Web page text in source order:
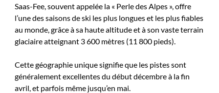
Saas-Fee, souvent appelée la « Perle des Alpes », offre
l’une des saisons de ski les plus longues et les plus fiables
au monde, grâce à sa haute altitude et à son vaste terrain
glaciaire atteignant 3 600 mètres (11 800 pieds).
Cette géographie unique signifie que les pistes sont
généralement excellentes du début décembre à la fin
avril, et parfois même jusqu’en mai.